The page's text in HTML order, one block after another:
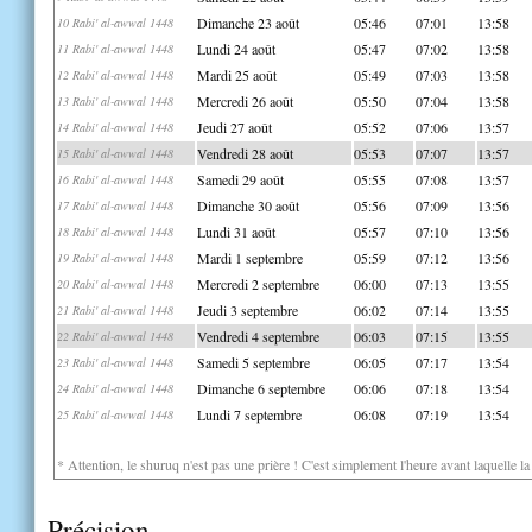
10 Rabi' al-awwal 1448 Dimanche 23 août 05:46 07:01 13:58
11 Rabi' al-awwal 1448 Lundi 24 août 05:47 07:02 13:58
12 Rabi' al-awwal 1448 Mardi 25 août 05:49 07:03 13:58
13 Rabi' al-awwal 1448 Mercredi 26 août 05:50 07:04 13:58
14 Rabi' al-awwal 1448 Jeudi 27 août 05:52 07:06 13:57
15 Rabi' al-awwal 1448 Vendredi 28 août 05:53 07:07 13:57
16 Rabi' al-awwal 1448 Samedi 29 août 05:55 07:08 13:57
17 Rabi' al-awwal 1448 Dimanche 30 août 05:56 07:09 13:56
18 Rabi' al-awwal 1448 Lundi 31 août 05:57 07:10 13:56
19 Rabi' al-awwal 1448 Mardi 1 septembre 05:59 07:12 13:56
20 Rabi' al-awwal 1448 Mercredi 2 septembre 06:00 07:13 13:55
21 Rabi' al-awwal 1448 Jeudi 3 septembre 06:02 07:14 13:55
22 Rabi' al-awwal 1448 Vendredi 4 septembre 06:03 07:15 13:55
23 Rabi' al-awwal 1448 Samedi 5 septembre 06:05 07:17 13:54
24 Rabi' al-awwal 1448 Dimanche 6 septembre 06:06 07:18 13:54
25 Rabi' al-awwal 1448 Lundi 7 septembre 06:08 07:19 13:54
* Attention, le shuruq n'est pas une prière ! C'est simplement l'heure avant laquelle